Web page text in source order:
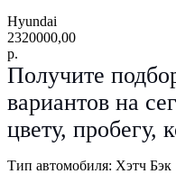
Hyundai
2320000,00
р.
Получите
вариантов на
цвету, пробегу,
Тип автомобиля: Хэтч Бэк